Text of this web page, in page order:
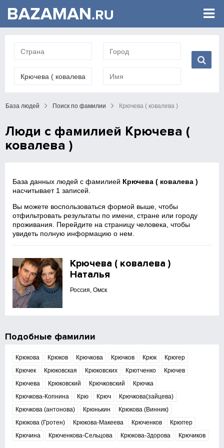
База людей Поиск по фамилии Крючева ( ковалева )
Люди с фамилией Крючева (
ковалева )
База данных людей с фамилией Крючева ( ковалева )
насчитывает 1 записей.
Вы можете воспользоваться формой выше, чтобы
отфильтровать результаты по имени, стране или городу
проживания. Перейдите на страницу человека, чтобы
увидеть полную информацию о нем.
Крючева ( ковалева )
Наталья
Россия, Омск
Подобные фамилии
Крюкова Крюков Крючкова Крючков Крюк
Крюгер
Крючек
Крюковская Крюковских Крютченко
Крючев
Крючева
Крюковский Крючковский
Крючка
Крючкова-Копнина
Крю Крюч
Крючкова(зайцева)
Крючкова (антонова)
Крюнькин
Крюкова (Винник)
Крюкова (Гротен)
Крюкова-Макеева Крюченков
Крюггер
Крючина
Крюченкова-Сельцова Крюкова-Здорова Крючиков